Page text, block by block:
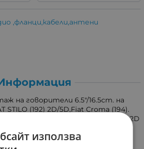
,фланци,кабели,антени
на говорители 6.5"/16.5cm. на
STILO (192) 2D/5D,Fiat Croma (194).
Fiat Croma 2005->2011, Fiat Stilo 2D
2001->2008, Fiat Stilo Multiwagon
използва